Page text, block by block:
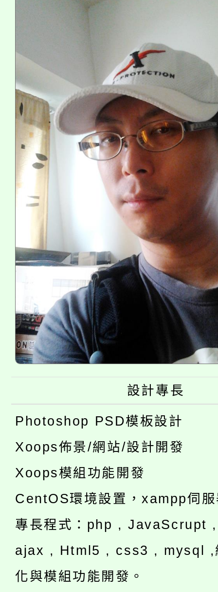
程，歡迎學生輔導中心
心理、諮商輔導、社會
系所師生報名參加。
縣市「校園短影音徵
門員」簡章及活動海報
踴躍報名參加。
設計專長
Photoshop PSD模板設計
Xoops佈景/網站/設計開發
Xoops模組功能開發
CentOS環境設置，xampp伺
專長程式：php , JavaScrupt
ajax , Html5 , css3 , mysql ,
化與模組功能開發。